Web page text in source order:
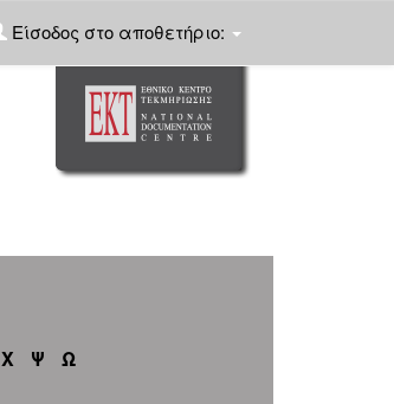
Είσοδος στο αποθετήριο:
Χ Ψ
Ω